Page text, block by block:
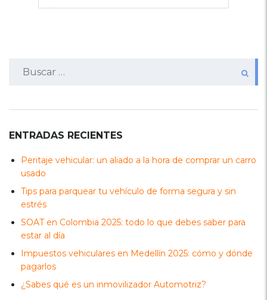
ENTRADAS RECIENTES
Peritaje vehicular: un aliado a la hora de comprar un carro
usado
Tips para parquear tu vehículo de forma segura y sin
estrés
SOAT en Colombia 2025: todo lo que debes saber para
estar al día
Impuestos vehiculares en Medellín 2025: cómo y dónde
pagarlos
¿Sabes qué es un inmovilizador Automotriz?